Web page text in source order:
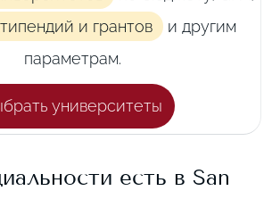
и грантов и другим
параметрам.
университеты
есть в San